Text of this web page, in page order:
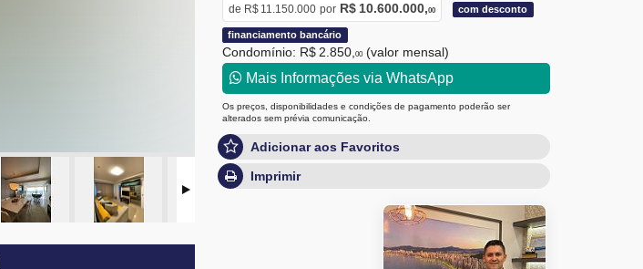
de R$ 11.150.000 por R$ 10.600.000,00 com desconto
financiamento bancário
Condomínio: R$ 2.850, 00 (valor mensal)
Mais Informações via WhatsApp
Os preços, disponibilidades e condições de pagamento poderão ser
alterados sem prévia comunicação.
Adicionar aos Favoritos
Imprimir